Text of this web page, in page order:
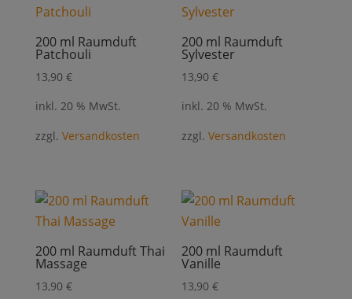
200 ml Raumduft
Patchouli
13,90 €
inkl. 20 % MwSt.
zzgl. Versandkosten
200 ml Raumduft
Sylvester
13,90€
inkl. 20 % MwSt.
zzgl.Versandkosten
200 ml Raumduft Thai
Massage
13,90 €
200 ml Raumduft
Vanille
13,90€